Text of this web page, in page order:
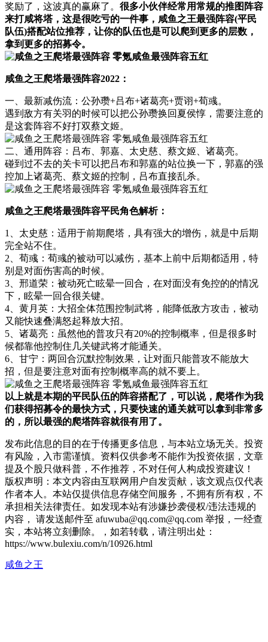
奖励了，这波真的赢麻了。 很多小伙伴经常用常规的推图阵容
来打咸将塔，这是很吃亏的一件事，咸鱼之王最强阵容(平民
队伍)搭配站位推荐，让你的队伍也是可以爬到更多的层数，
拿到更多的招募令。
咸鱼之王爬塔最强阵容2022：
一、最新减伤流：公孙瓒+吕布+诸葛亮+贾诩+荀彧。
遇到敌方有关羽的时候可以把公孙瓒换回夏侯惇，需要注意的
是这套阵容不好打双蔡文姬。
二、通用阵容：吕布、郭嘉、太史慈、蔡文姬、诸葛亮。
碰到过不去的关卡可以把吕布和郭嘉的站位换一下，郭嘉的强
控加上诸葛亮、蔡文姬的控制，吕布直接乱杀。
咸鱼之王爬塔最强阵容平民角色解析：
1、太史慈：适用于前期爬塔，具有强大的增伤，就是中后期
完全站不住。
2、荀彧：荀彧的被动可以减伤，基本上前中后期都适用，特
别是对面伤害高的时候。
3、邢道荣：被动死亡眩晕一回合，在对面没有免控的的情况
下，眩晕一回合很关键。
4、黄月英：大招全体范围控制武将，能降低敌方攻击，被动
又能快速叠满怒起释放大招。
5、诸葛亮：虽然他的普攻只有20%的控制概率，但是很多时
候都靠他控制住几关键武将才能通关。
6、甘宁：两回合沉默控制效果，让对面只能普攻不能放大
招，但是要注意对面有控制概率高的就不要上。
以上就是本期的平民队伍的阵容搭配了，可以说，爬塔作为我
们获得招募令的最快方式，只要快速的通关就可以拿到非常多
的，所以最强的爬塔阵容就很有用了。
发布此信息的目的在于传播更多信息，与本站立场无关。投资
有风险，入市需谨慎。资料仅供参考不能作为投资依据，文章
提及个股只做科普，不作推荐，不对任何人构成投资建议！
版权声明：本文内容由互联网用户自发贡献，该文观点仅代表
作者本人。本站仅提供信息存储空间服务，不拥有所有权，不
承担相关法律责任。如发现本站有涉嫌抄袭侵权/违法违规的
内容， 请发送邮件至 afuwuba@qq.com@qq.com 举报，一经查
实，本站将立刻删除。，如若转载，请注明出处：
https://www.bulexiu.com/n/10926.html
咸鱼之王